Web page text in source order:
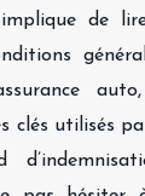
de
clés utilisés